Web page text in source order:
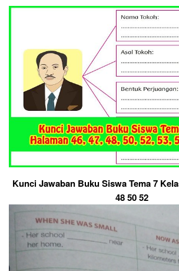
Kunci Jawaban Buku Siswa Tema 7
48 50 52